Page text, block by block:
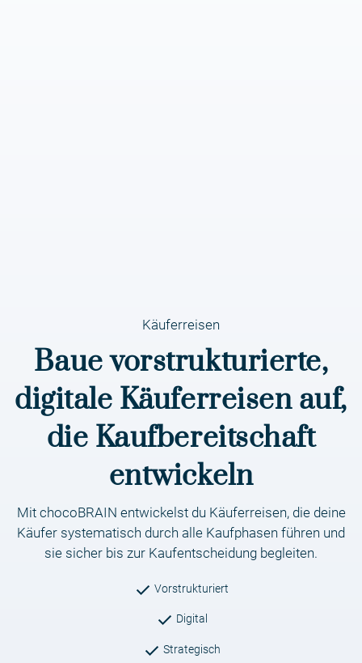
Käuferreisen
Baue vorstrukturierte,
digitale Käuferreisen auf,
die Kaufbereitschaft
entwickeln
Mit chocoBRAIN entwickelst du Käuferreisen, die deine
Käufer systematisch durch alle Kaufphasen führen und
sie sicher bis zur Kaufentscheidung begleiten.
done Vorstrukturiert
done Digital
done Strategisch